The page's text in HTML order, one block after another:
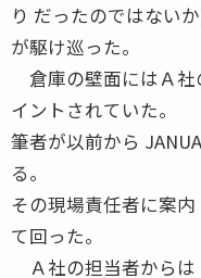
り だったのではない
が駆け巡った。
倉庫の壁面にはＡ社
イントされていた。
筆者が以前から
る。
その現場責任者に案
て回った。
Ａ社の担当者からは